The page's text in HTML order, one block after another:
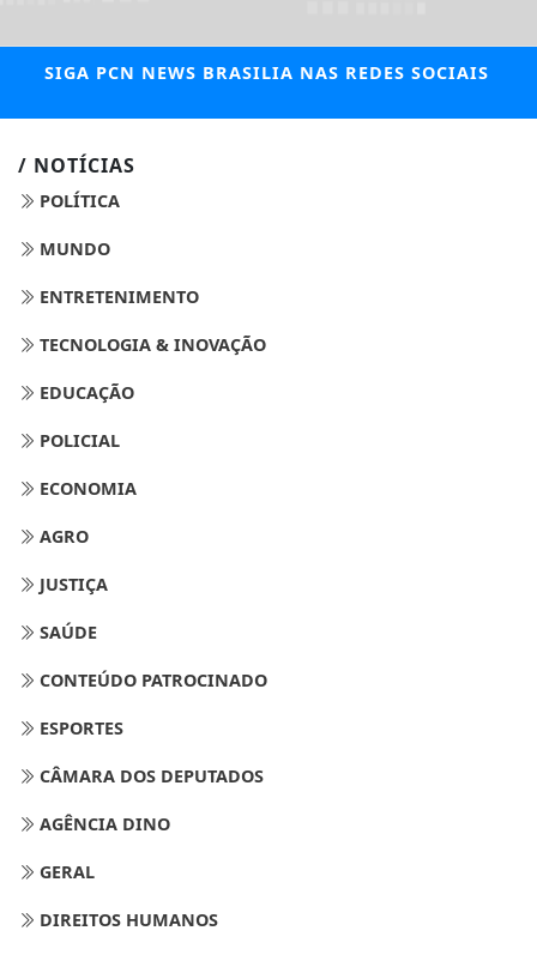
SIGA PCN NEWS BRASILIA NAS REDES SOCIAIS
/ NOTÍCIAS
POLÍTICA
MUNDO
ENTRETENIMENTO
TECNOLOGIA & INOVAÇÃO
EDUCAÇÃO
POLICIAL
ECONOMIA
AGRO
JUSTIÇA
SAÚDE
CONTEÚDO PATROCINADO
ESPORTES
CÂMARA DOS DEPUTADOS
AGÊNCIA DINO
GERAL
DIREITOS HUMANOS